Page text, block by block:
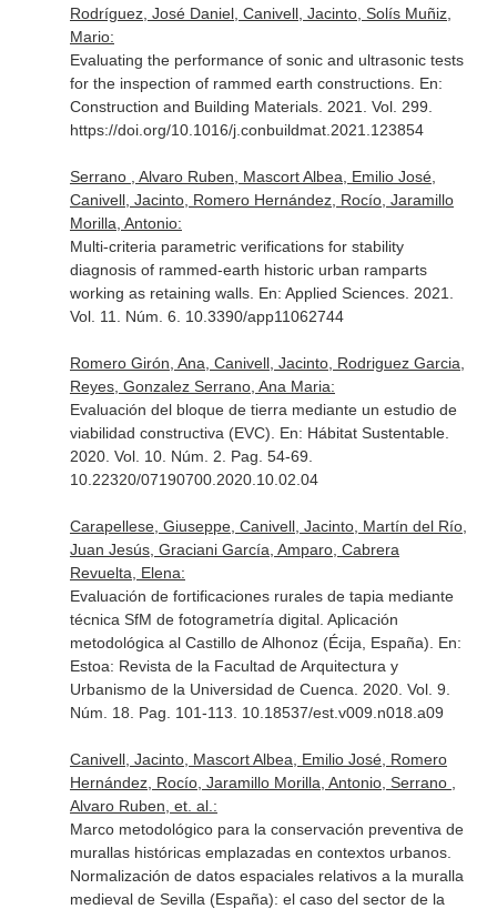
Rodríguez, José Daniel, Canivell, Jacinto, Solís Muñiz,
Mario:
Evaluating the performance of sonic and ultrasonic tests
for the inspection of rammed earth constructions. En:
Construction and Building Materials. 2021. Vol. 299.
https://doi.org/10.1016/j.conbuildmat.2021.123854
Serrano , Alvaro Ruben, Mascort Albea, Emilio José,
Canivell, Jacinto, Romero Hernández, Rocío, Jaramillo
Morilla, Antonio:
Multi-criteria parametric verifications for stability
diagnosis of rammed-earth historic urban ramparts
working as retaining walls. En: Applied Sciences. 2021.
Vol. 11. Núm. 6. 10.3390/app11062744
Romero Girón, Ana, Canivell, Jacinto, Rodriguez Garcia,
Reyes, Gonzalez Serrano, Ana Maria:
Evaluación del bloque de tierra mediante un estudio de
viabilidad constructiva (EVC). En: Hábitat Sustentable.
2020. Vol. 10. Núm. 2. Pag. 54-69.
10.22320/07190700.2020.10.02.04
Carapellese, Giuseppe, Canivell, Jacinto, Martín del Río,
Juan Jesús, Graciani García, Amparo, Cabrera
Revuelta, Elena:
Evaluación de fortificaciones rurales de tapia mediante
técnica SfM de fotogrametría digital. Aplicación
metodológica al Castillo de Alhonoz (Écija, España). En:
Estoa: Revista de la Facultad de Arquitectura y
Urbanismo de la Universidad de Cuenca . 2020. Vol. 9.
Núm. 18. Pag. 101-113. 10.18537/est.v009.n018.a09
Canivell, Jacinto, Mascort Albea, Emilio José, Romero
Hernández, Rocío, Jaramillo Morilla, Antonio, Serrano ,
Alvaro Ruben, et. al.:
Marco metodológico para la conservación preventiva de
murallas históricas emplazadas en contextos urbanos.
Normalización de datos espaciales relativos a la muralla
medieval de Sevilla (España): el caso del sector de la